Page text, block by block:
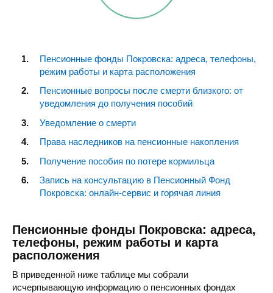
Пенсионные фонды Покровска: адреса, телефоны,
режим работы и карта расположения
Пенсионные вопросы после смерти близкого: от
уведомления до получения пособий
Уведомление о смерти
Права наследников на пенсионные накопления
Получение пособия по потере кормильца
Запись на консультацию в Пенсионный Фонд
Покровска: онлайн-сервис и горячая линия
Пенсионные фонды Покровска: адреса,
телефоны, режим работы и карта
расположения
В приведенной ниже таблице мы собрали
исчерпывающую информацию о пенсионных фондах